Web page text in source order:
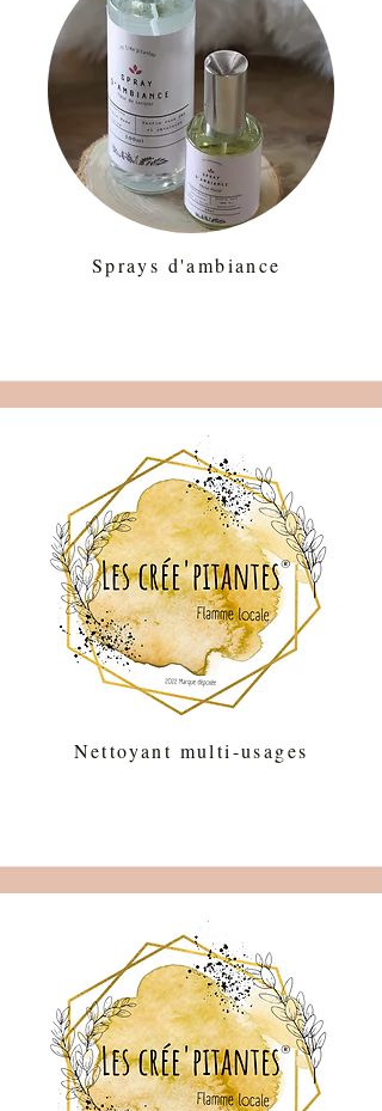
Sprays d'ambiance
Nettoyant multi-usages